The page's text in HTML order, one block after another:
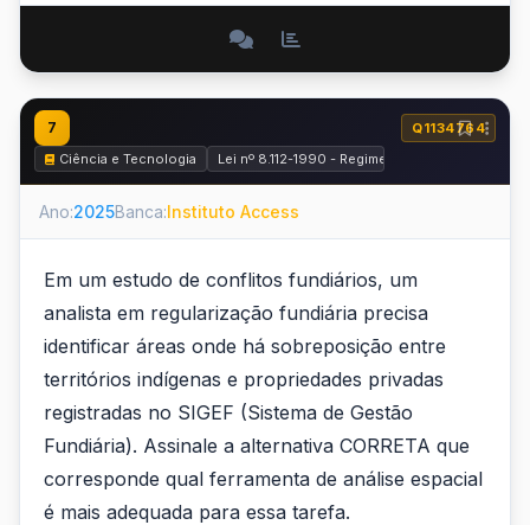
7
Q1134764
Ciência e Tecnologia
Lei nº 8.112-1990 - Regime jurídico dos
Ano:2025Banca:Instituto Access
Em um estudo de conflitos fundiários, um
analista em regularização fundiária precisa
identificar áreas onde há sobreposição entre
territórios indígenas e propriedades privadas
registradas no SIGEF (Sistema de Gestão
Fundiária). Assinale a alternativa CORRETA que
corresponde qual ferramenta de análise espacial
é mais adequada para essa tarefa.